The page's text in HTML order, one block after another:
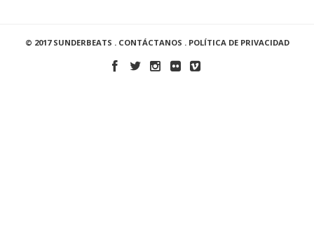
© 2017 SUNDERBEATS . CONTÁCTANOS . POLÍTICA DE PRIVACIDAD